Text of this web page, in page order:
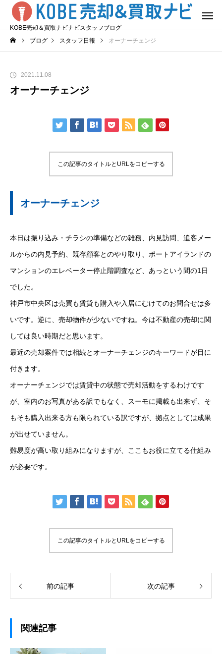
KOBE売却＆買取ナビナビスタッフブログ
ブログ
スタッフ日報 オーナーチェンジ
2021.11.08
オーナーチェンジ
この記事のタイトルとURLをコピーする
オーナーチェンジ
本日は振り込み・チラシの準備などの雑務、内見訪問、追客メー
ルからの内見予約、既存顧客とのやり取り、ポートアイランドの
マンションのエレベーター停止階調査など、あっという間の1日
でした。
神戸市中央区は売買も賃貸も購入や入居にむけてのお問合せは多
いです。逆に、売却物件が少ないですね。今は不動産の売却に関
しては良い時期だと思います。
最近の売却案件では相続とオーナーチェンジのキーワードが目に
付きます。
オーナーチェンジでは賃貸中の状態で売却活動をするわけです
が、室内のお写真がある訳でもなく、スーモに掲載も出来ず、そ
もそも購入出来る方も限られている訳ですが、拠点としては成果
が出せていません。
難易度が高い取り組みになりますが、ここもお役に立てる仕組み
が必要です。
この記事のタイトルとURLをコピーする
前の記事 次の記事
関連記事